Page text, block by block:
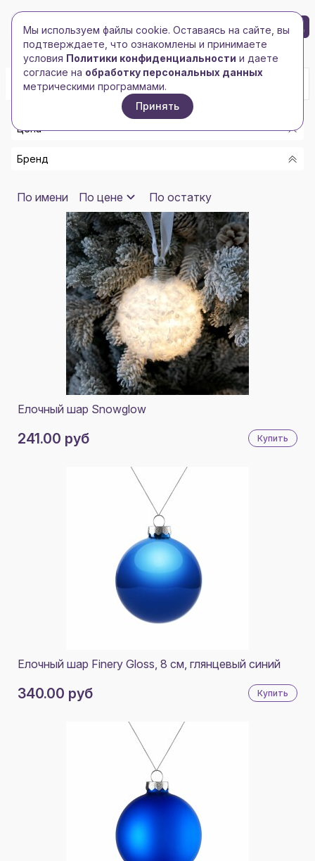
Toggle navigation
Toggle navigation
БРЕНД-ЛОГО 0
Главная/Новогодние подарки/Новогодние шары
Цена
От
До
Показать
Бренд
TEPLO
РАЗНОЕ
СДЕЛАНО В РОССИИ
15
По имени По цене По остатку
Елочный шар Snowglow
241.00 руб Купить
Елочный шар Finery Gloss, 8 см, глянцевый синий
340.00 руб Купить
Мы используем файлы cookie. Оставаясь на сайте, вы
подтверждаете, что ознакомлены и принимаете
условия Политики конфиденциальности и даете
согласие на обработку персональных данных
метрическими программами.
Принять